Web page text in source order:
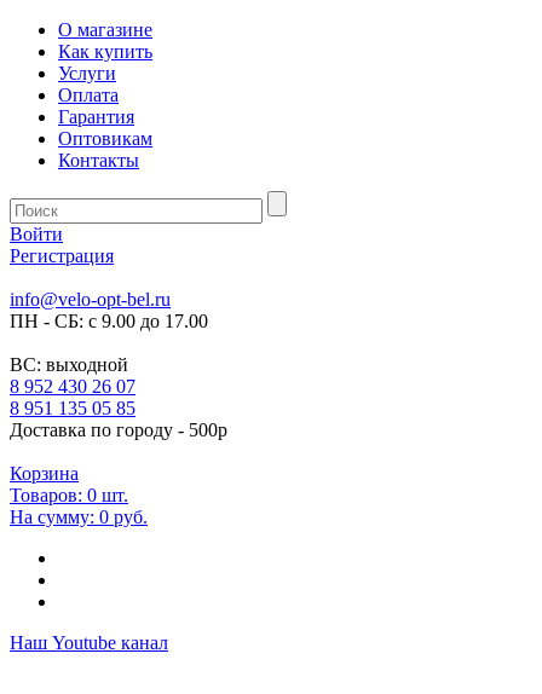
О магазине
Как купить
Услуги
Оплата
Гарантия
Оптовикам
Контакты
Войти
Регистрация
info@velo-opt-bel.ru
ПН - СБ: с 9.00 до 17.00
ВС: выходной
8 952 430 26 07
8 951 135 05 85
Доставка по городу - 500р
Корзина
Товаров: 0 шт.
На сумму: 0 руб.
Наш Youtube канал